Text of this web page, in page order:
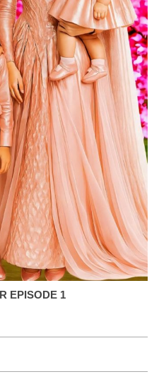
EPISODE 1